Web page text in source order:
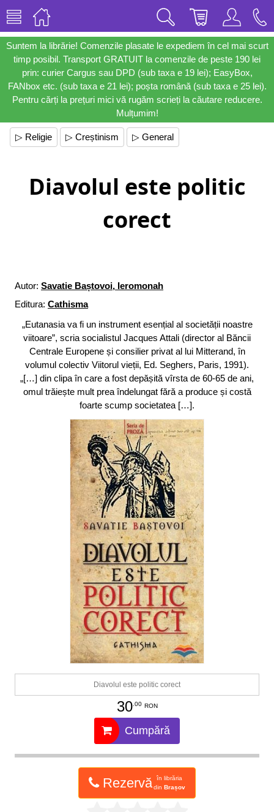
Suntem la librărie! Comenzile plasate le expediem în cel mai scurt
timp posibil. Transport GRATUIT la comenzile de peste 190 lei
prin: curier Cargus sau DPD (sub taxa e 19 lei); EasyBox,
FANbox etc. (sub taxa e 21 lei); poșta română (sub taxa e 25 lei).
Pentru cărți la prețuri mici vă rugăm scrieți la căutare reducere.
Mulțumim!
▷ Religie ▷ Creștinism ▷ General
Diavolul este politic
corect
Autor: Savatie Baștovoi, Ieromonah
Editura: Cathisma
„Eutanasia va fi un instrument esențial al societății noastre
viitoare”, scria socialistul Jacques Attali (director al Băncii
Centrale Europene și consilier privat al lui Mitterand, în
volumul colectiv Viitorul vieții, Ed. Seghers, Paris, 1991).
„[…] din clipa în care a fost depășită vîrsta de 60-65 de ani,
omul trăiește mult prea îndelungat fără a produce și costă
foarte scump societatea […].
Diavolul este politic corect
30.00 RON
Cumpără
Rezervă
în librăria
din Brașov